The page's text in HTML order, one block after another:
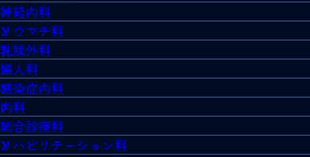
神経内科
リウマチ科
乳腺外科
婦人科
感染症内科
内科
総合診療科
リハビリテーション科